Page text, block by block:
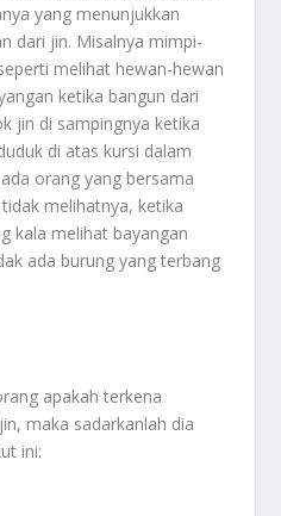
yang menunjukkan
dari jin. Misalnya mimpi-
melihat hewan-hewan
ketika bangun dari
jin di sampingnya ketika
di atas kursi dalam
orang yang bersama
melihatnya, ketika
kala melihat bayangan
ada burung yang terbang
apakah terkena
maka sadarkanlah dia
ini: